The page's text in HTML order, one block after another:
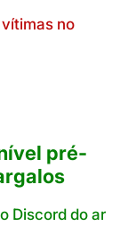
no
pré-
Discord do ar